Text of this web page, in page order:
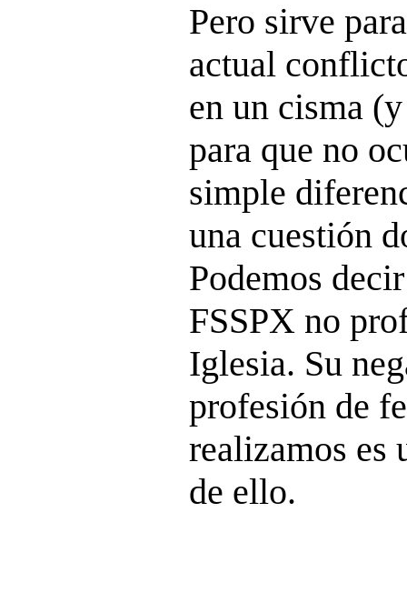
Pero sirve
actual
en un cisma
para que no
simple
una cuestión
Podemos
FSSPX no
Iglesia. Su
profesión de
realizamos es
de ello.